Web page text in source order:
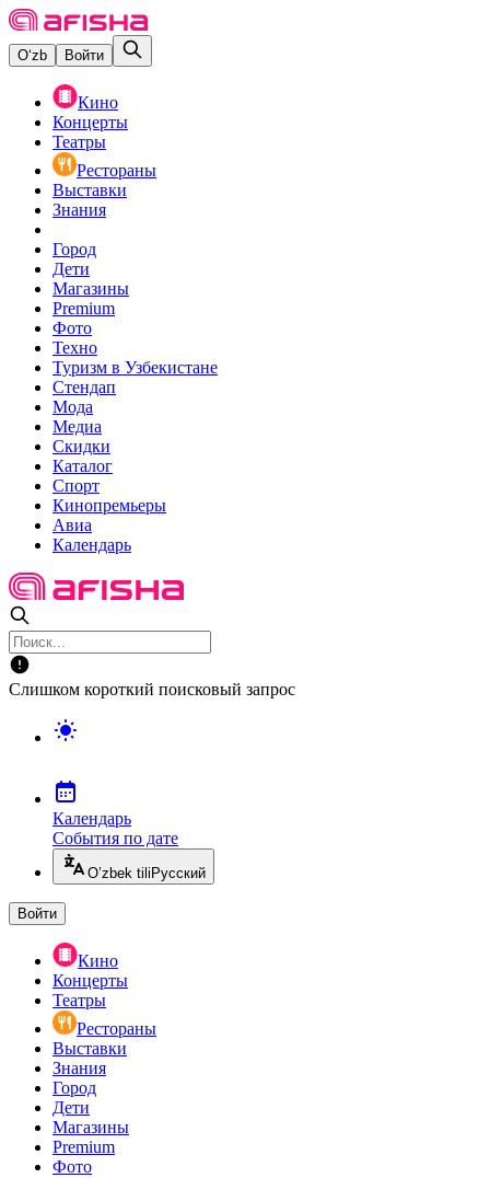
O‘zb Войти
Кино
Концерты
Театры
Рестораны
Выставки
Знания
Город
Дети
Магазины
Premium
Фото
Техно
Туризм в Узбекистане
Стендап
Мода
Медиа
Скидки
Каталог
Спорт
Кинопремьеры
Авиа
Календарь
Слишком короткий поисковый запрос
Календарь
События по дате
O’zbek tili Русский
Войти
Кино
Концерты
Театры
Рестораны
Выставки
Знания
Город
Дети
Магазины
Premium
Фото